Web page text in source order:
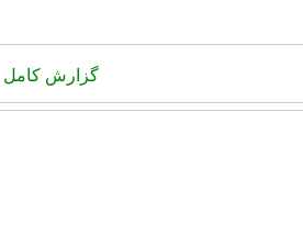
گزارش کامل